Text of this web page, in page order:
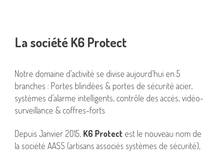
La société K6 Protect
Notre domaine d’activité se divise aujourd’hui en 5
branches : Portes blindées & portes de sécurité acier,
systèmes d’alarme intelligents, contrôle des accès, vidéo-
surveillance & coffres-forts
Depuis Janvier 2015, K6 Protect est le nouveau nom de
la société AASS (artisans associés systèmes de sécurité),